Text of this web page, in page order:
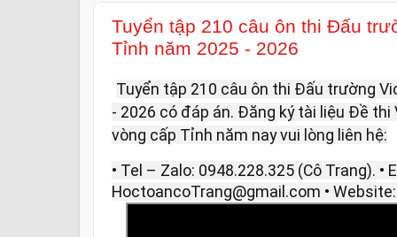
Tuyển tập 210 câu ôn thi Đấu
Tỉnh năm 2025 - 2026
Tuyển tập 210 câu ôn thi Đấu trường
- 2026 có đáp án. Đăng ký tài liệu Đề thi
vòng cấp Tỉnh năm nay vui lòng liên hệ:
• Tel – Zalo: 0948.228.325 (Cô Trang). •
HoctoancoTrang@gmail.com •